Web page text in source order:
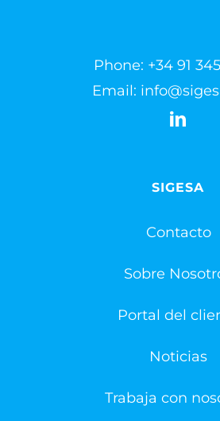
Phone: +34 91
Email:
SIGESA
Contacto
Sobre
Portal del
Noticias
Trabaja con